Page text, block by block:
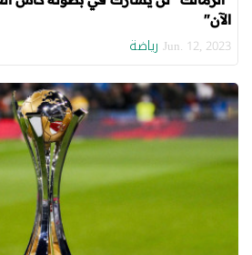
الآن"
Jun. 12, 2023 رياضة